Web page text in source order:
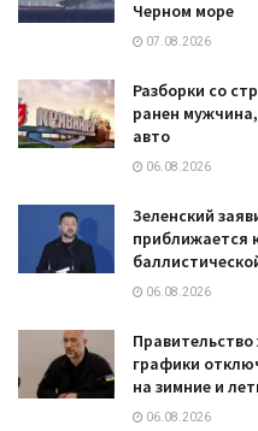
Черном море
07.08.2026
Разборки со
ранен
авто
06.08.2026
Зеленский
приближается
06.08.2026
графики
на зимние и
06.08.2026